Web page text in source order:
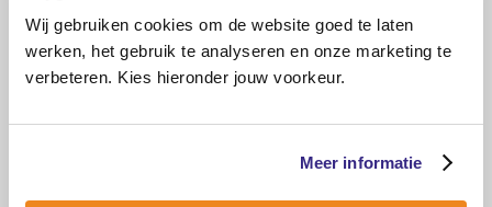
Wij gebruiken cookies om de website goed te laten
werken, het gebruik te analyseren en onze marketing te
verbeteren. Kies hieronder jouw voorkeur.
Meer informatie
beter gaat. En dan zat het er dus niet in dat je kind
geen sociale vaardigheden bezit, maar het lukte je
kind niet om de opdracht te onthouden, waardoor
je kind daardoor vastliep in de samenwerking.
De positieve invloed van
kinderen die samenwerken
Wanneer je doelgericht aan de slag gaat met de